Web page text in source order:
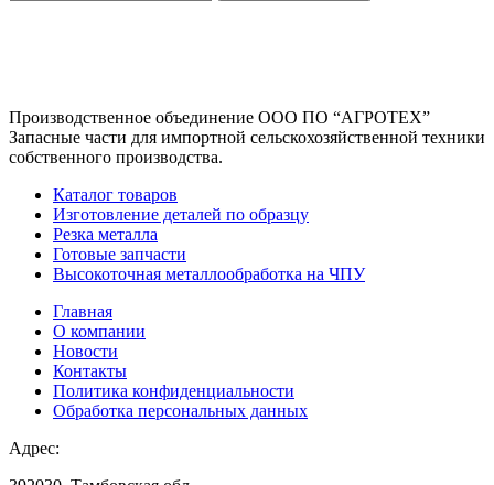
Производственное объединение ООО ПО “АГРОТЕХ”
Запасные части для импортной сельскохозяйственной техники
собственного производства.
Каталог товаров
Изготовление деталей по образцу
Резка металла
Готовые запчасти
Высокоточная металлообработка на ЧПУ
Главная
О компании
Новости
Контакты
Политика конфиденциальности
Обработка персональных данных
Адрес: